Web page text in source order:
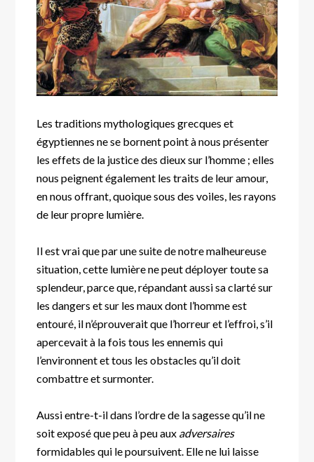
Les traditions mythologiques grecques et
égyptiennes ne se bornent point à nous présenter
les effets de la justice des dieux sur l’homme ; elles
nous peignent également les traits de leur amour,
en nous offrant, quoique sous des voiles, les rayons
de leur propre lumière.
Il est vrai que par une suite de notre malheureuse
situation, cette lumière ne peut déployer toute sa
splendeur, parce que, répandant aussi sa clarté sur
les dangers et sur les maux dont l’homme est
entouré, il n’éprouverait que l’horreur et l’effroi, s’il
apercevait à la fois tous les ennemis qui
l’environnent et tous les obstacles qu’il doit
combattre et surmonter.
Aussi entre-t-il dans l’ordre de la sagesse qu’il ne
soit exposé que peu à peu aux adversaires
formidables qui le poursuivent. Elle ne lui laisse